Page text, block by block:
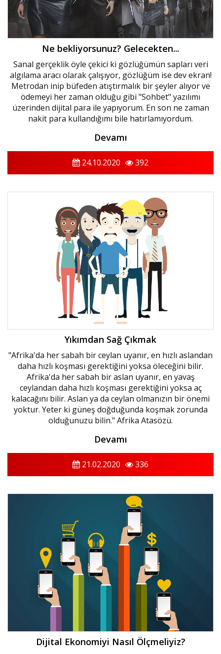
Ne bekliyorsunuz? Gelecekten...
Sanal gerçeklik öyle çekici ki gözlüğümün sapları veri
algılama aracı olarak çalışıyor, gözlüğüm ise dev ekran!
Metrodan inip büfeden atıştırmalık bir şeyler alıyor ve
ödemeyi her zaman olduğu gibi "Sohbet" yazılımı
üzerinden dijital para ile yapıyorum. En son ne zaman
nakit para kullandığımı bile hatırlamıyordum.
Devamı
24.10.2020 392
Yıkımdan Sağ Çıkmak
"Afrika'da her sabah bir ceylan uyanır, en hızlı aslandan
daha hızlı koşması gerektiğini yoksa öleceğini bilir.
Afrika'da her sabah bir aslan uyanır, en yavaş
ceylandan daha hızlı koşması gerektiğini yoksa aç
kalacağını bilir. Aslan ya da ceylan olmanızın bir önemi
yoktur. Yeter ki güneş doğduğunda koşmak zorunda
olduğunuzu bilin." Afrika Atasözü.
Devamı
21.02.2020 336
Dijital Ekonomiyi Nasıl Ölçmeliyiz?